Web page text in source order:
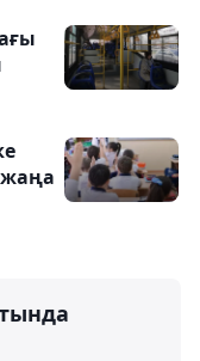
жаңа